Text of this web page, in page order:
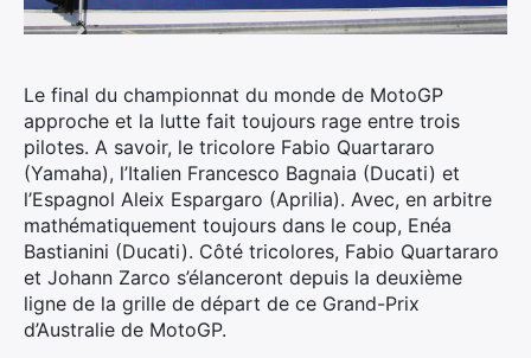
Le final du championnat du monde de MotoGP
approche et la lutte fait toujours rage entre trois
pilotes. A savoir, le tricolore Fabio Quartararo
(Yamaha), l’Italien Francesco Bagnaia (Ducati) et
l’Espagnol Aleix Espargaro (Aprilia). Avec, en arbitre
mathématiquement toujours dans le coup, Enéa
Bastianini (Ducati). Côté tricolores, Fabio Quartararo
et Johann Zarco s’élanceront depuis la deuxième
ligne de la grille de départ de ce Grand-Prix
d’Australie de MotoGP.